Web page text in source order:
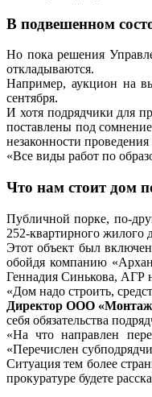
В подвешенном
Но пока решения
откладываются.
Например, аукцион на
сентября.
И хотя подрядчики для
поставлены под
незаконности
«Все виды работ по
Что нам стоит дом
Публичной порке, по-
252-квартирного жилого
Этот объект был
обойдя компанию
Геннадия Синькова, АГР
«Дом надо строить,
Директор ООО
себя обязательства
«На что направлен
«Перечислен
Ситуация тем более
прокуратуре будете